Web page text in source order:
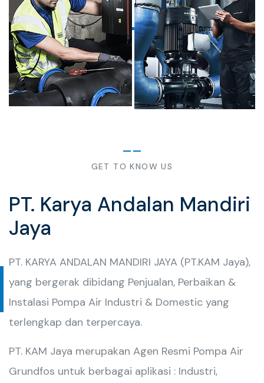
GET TO KNOW US
PT. Karya Andalan Mandiri
Jaya
PT. KARYA ANDALAN MANDIRI JAYA (PT.KAM Jaya),
yang bergerak dibidang Penjualan, Perbaikan &
Instalasi Pompa Air Industri & Domestic yang
terlengkap dan terpercaya.
PT. KAM Jaya merupakan Agen Resmi Pompa Air
Grundfos untuk berbagai aplikasi : Industri,